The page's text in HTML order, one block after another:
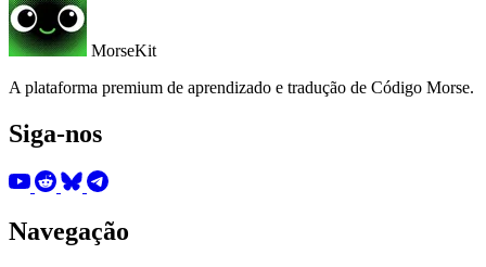
MorseKit
A plataforma premium de aprendizado e tradução de Código Morse.
Siga-nos
Navegação